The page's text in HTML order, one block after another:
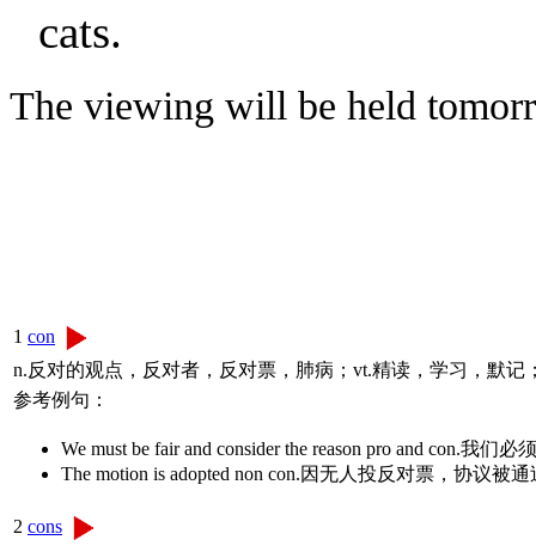
cats.
The viewing will be held
1 con
n.反对的观点，反对者，反对票，肺病；vt.精读，学习，默记
参考例句：
We must be fair and consider the reason pro and con.我们
The motion is adopted non con.因无人投反对票，协议被通
2 cons